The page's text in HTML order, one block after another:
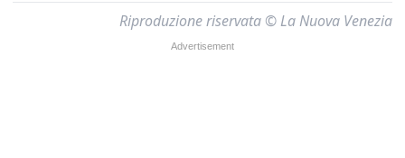
Riproduzione riservata © La Nuova Venezia